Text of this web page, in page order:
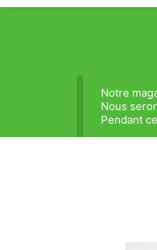
Notre
Nous
Pendant